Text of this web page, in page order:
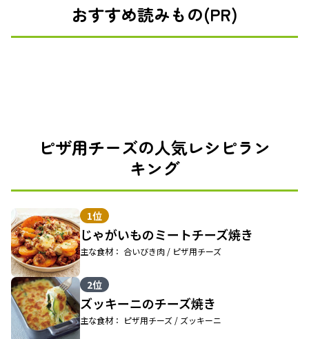
おすすめ読みもの(PR)
ピザ用チーズの人気レシピラン
キング
1位
じゃがいものミートチーズ焼き
主な食材： 合いびき肉 / ピザ用チーズ
2位
ズッキーニのチーズ焼き
主な食材： ピザ用チーズ / ズッキーニ